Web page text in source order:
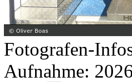
Fotografen-
Aufnahme: